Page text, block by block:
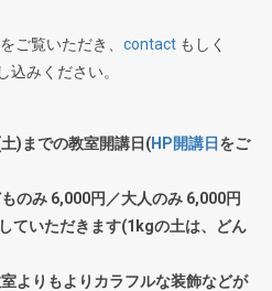
ご覧いただき、 contact もしく
みください。
)までの教室開講日(HP開講日 をご
のみ 6,000円／大人のみ 6,000円
ていただきます(1kgの土は、どん
よりもよりカラフルな装飾などが